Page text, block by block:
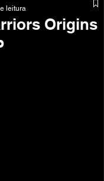
Origins
leitura
de 5 estrelas.